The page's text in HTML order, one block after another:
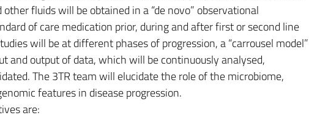
fluids will be obtained in a “de novo” observational
of care medication prior, during and after first or second line
will be at different phases of progression, a “carrousel model”
and output of data, which will be continuously analysed,
The 3TR team will elucidate the role of the microbiome,
features in disease progression.
are: